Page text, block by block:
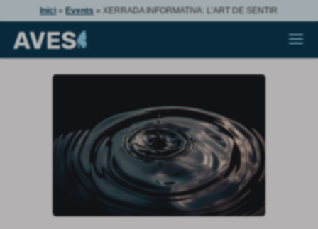
Inici » Events » XERRADA INFORMATIVA: L’ART DE SENTIR